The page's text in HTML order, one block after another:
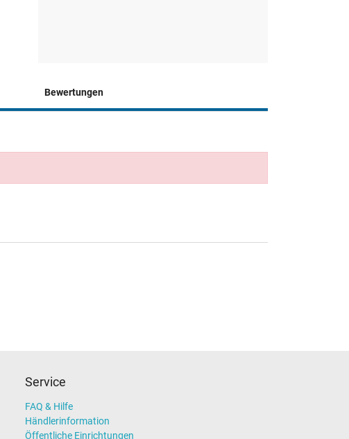
Bewertungen
Service
FAQ & Hilfe
Händlerinformation
Öffentliche Einrichtungen